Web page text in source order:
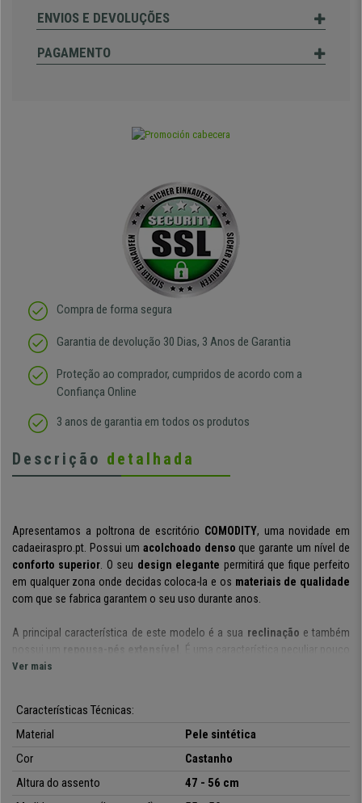
ENVIOS E DEVOLUÇÕES
PAGAMENTO
Compra de forma segura
Garantia de devolução 30 Dias, 3 Anos de Garantia
Proteção ao comprador, cumpridos de acordo com a
Confiança Online
3 anos de garantia em todos os produtos
Descrição detalhada
Apresentamos a poltrona de escritório COMODITY, uma novidade em
cadaeiraspro.pt. Possui um acolchoado denso que garante um nível de
conforto superior . O seu design elegante permitirá que fique perfeito
em qualquer zona onde decidas coloca-la e os materiais de qualidade
com que se fabrica garantem o seu uso durante anos.
A principal característica de este modelo é a sua reclinação e também
possui um
repousa-pés extensível . É uma característica peculiar pouco
habitual em poltronas de escritório que oferece todo um plus de
Além disso, o seu mecanismo de reclinação garante uma maior
liberdade de movimentos e flexibilidade, oferecendo a
coloca-lo em diferentes posições
. Os seus
repousa-pés extensível, poderás ter os teus pés em alto e estar
Ver mais
Características Técnicas:
Material
Pele sintética
Cor
Castanho
Altura do assento
47 - 56 cm